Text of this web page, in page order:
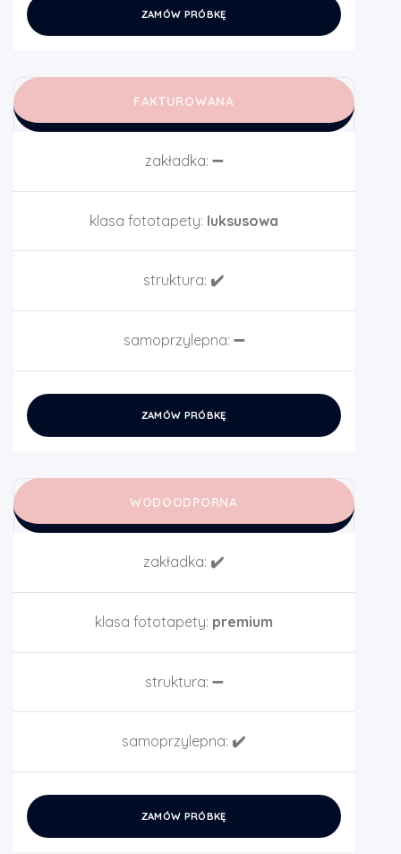
ZAMÓW PRÓBKĘ
FAKTUROWANA
zakładka: ➖
klasa fototapety: luksusowa
struktura: ✔️
samoprzylepna: ➖
ZAMÓW PRÓBKĘ
WODOODPORNA
zakładka: ✔️
klasa fototapety: premium
struktura: ➖
samoprzylepna: ✔️
ZAMÓW PRÓBKĘ